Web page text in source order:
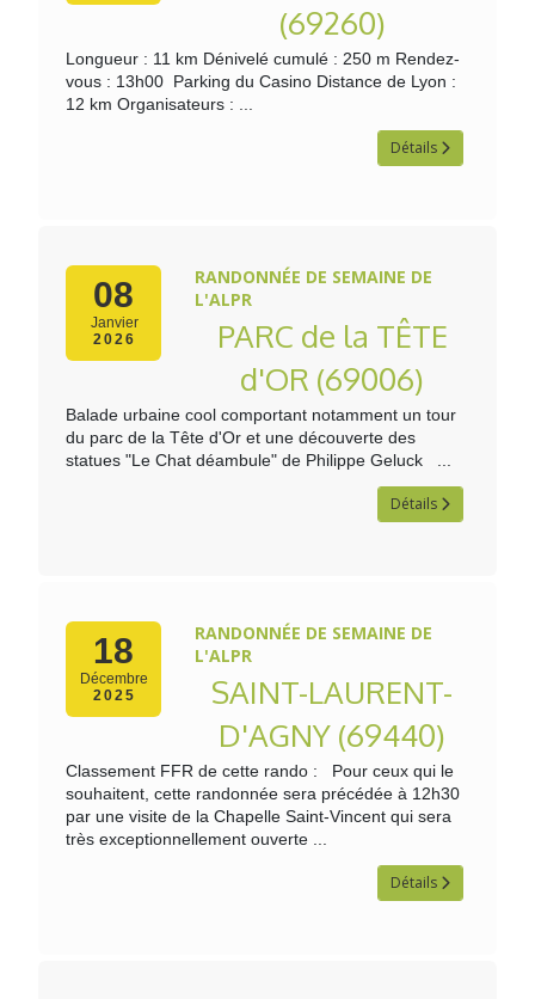
(69260)
Longueur : 11 km Dénivelé cumulé : 250 m Rendez-
vous : 13h00 Parking du Casino Distance de Lyon :
12 km Organisateurs : ...
Détails
08
Janvier
2026
RANDONNÉE DE SEMAINE DE
L'ALPR
PARC de la TÊTE
d'OR (69006)
Balade urbaine cool comportant notamment un tour
du parc de la Tête d'Or et une découverte des
statues "Le Chat déambule" de Philippe Geluck ...
Détails
18
Décembre
2025
RANDONNÉE DE SEMAINE DE
L'ALPR
SAINT-LAURENT-
D'AGNY (69440)
Classement FFR de cette rando : Pour ceux qui le
souhaitent, cette randonnée sera précédée à 12h30
par une visite de la Chapelle Saint-Vincent qui sera
très exceptionnellement ouverte ...
Détails